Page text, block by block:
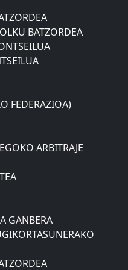
BATZORDEA
FEDERAZIOA)
ARBITRAJE
GANBERA